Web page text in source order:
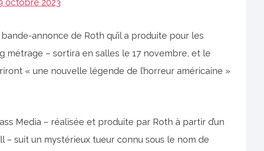
octobre 2023
annonce de Roth qu’il a produite pour les
métrage – sortira en salles le 17 novembre, et le
« une nouvelle légende de l’horreur américaine »
Media – réalisée et produite par Roth à partir d’un
– suit un mystérieux tueur connu sous le nom de